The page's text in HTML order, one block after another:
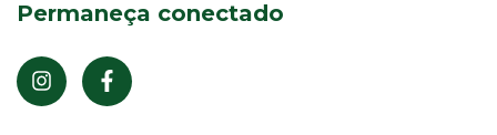
Permaneça conectado